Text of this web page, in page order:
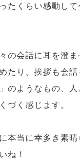
たくらい感動して
の会話に耳を澄
たり、挨拶も会
のようなもの、
づく感じます。
本当に幸多き素晴
ね！